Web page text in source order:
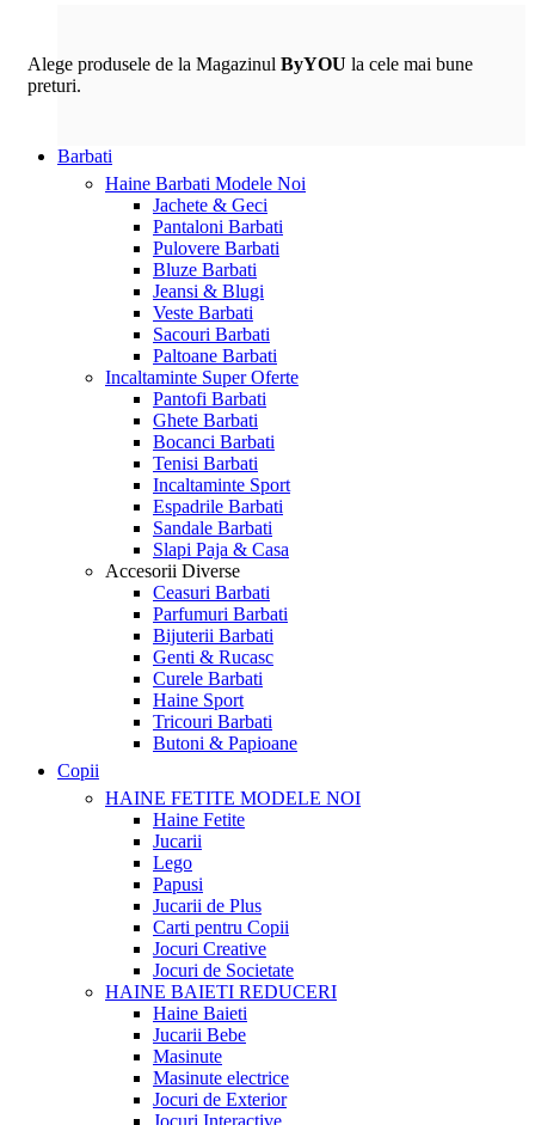
Alege produsele de la Magazinul ByYOU la cele mai bune
preturi.
Barbati
Haine Barbati Modele Noi
Jachete & Geci
Pantaloni Barbati
Pulovere Barbati
Bluze Barbati
Jeansi & Blugi
Veste Barbati
Sacouri Barbati
Paltoane Barbati
Incaltaminte Super Oferte
Pantofi Barbati
Ghete Barbati
Bocanci Barbati
Tenisi Barbati
Incaltaminte Sport
Espadrile Barbati
Sandale Barbati
Slapi Paja & Casa
Accesorii Diverse
Ceasuri Barbati
Parfumuri Barbati
Bijuterii Barbati
Genti & Rucasc
Curele Barbati
Haine Sport
Tricouri Barbati
Butoni & Papioane
Copii
HAINE FETITE MODELE NOI
Haine Fetite
Jucarii
Lego
Papusi
Jucarii de Plus
Carti pentru Copii
Jocuri Creative
Jocuri de Societate
HAINE BAIETI REDUCERI
Haine Baieti
Jucarii Bebe
Masinute
Masinute electrice
Jocuri de Exterior
Jocuri Interactive